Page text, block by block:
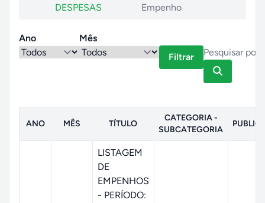
DESPESAS
Empenho
Ano
Mês
Filtrar
ANO MÊS TÍTULO
CATEGORIA -
SUBCATEGORIA
LISTAGEM
DE
EMPENHOS
- PERÍODO: